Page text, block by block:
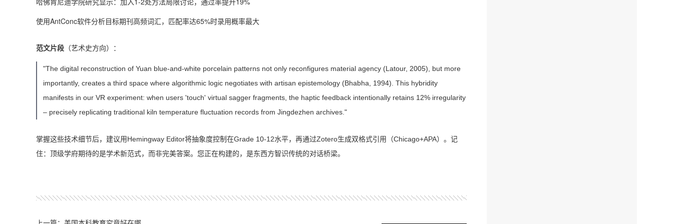
使用AntConc软件分析目标期刊高频词汇，匹配率达65%时录用概率最大
范文片段 ‌（艺术史方向）：
"The digital reconstruction of Yuan blue-and-white porcelain patterns not only reconfigures material agency (Latour, 2005), but more
importantly, creates a third space where algorithmic logic negotiates with artisan epistemology (Bhabha, 1994). This hybridity
manifests in our VR experiment: when users 'touch' virtual sagger fragments, the haptic feedback intentionally retains 12% irregularity
– precisely replicating traditional kiln temperature fluctuation records from Jingdezhen archives."
掌握这些技术细节后，建议用Hemingway Editor将抽象度控制在Grade 10-12水平，再通过Zotero生成双格式引用（Chicago+APA）。记
住：顶级学府期待的是学术新范式，而非完美答案。您正在构建的，是东西方智识传统的对话桥梁。